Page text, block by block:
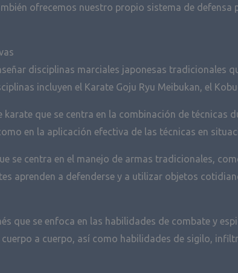
ofrecemos nuestro propio sistema de defensa
disciplinas marciales japonesas tradicionales
incluyen el Karate Goju Ryu Meibukan, el
que se centra en la combinación de técnicas
en la aplicación efectiva de las técnicas en
se centra en el manejo de armas tradicionales,
aprenden a defenderse y a utilizar objetos
que se enfoca en las habilidades de combate y
a cuerpo, así como habilidades de sigilo,